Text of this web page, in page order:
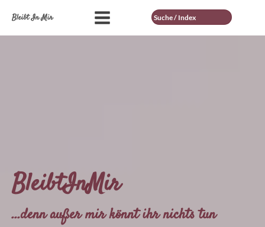
Bleibt In Mir Suche
BleibtInMir
...denn außer mir könnt ihr nichts tun